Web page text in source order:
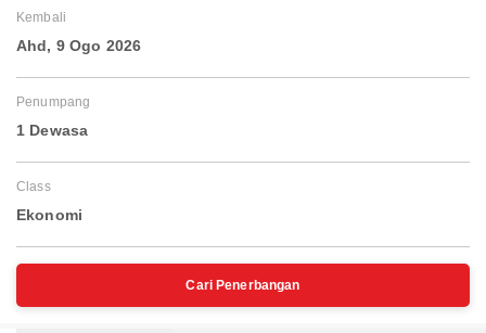
Kembali
Ahd, 9 Ogo 2026
Penumpang
1 Dewasa
Class
Ekonomi
Cari Penerbangan